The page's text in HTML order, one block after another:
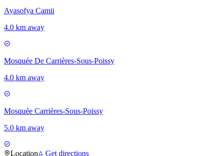
Ayasofya Camii
4.0 km away
Mosquée De Carrières-Sous-Poissy
4.0 km away
Mosquée Carrières-Sous-Poissy
5.0 km away
Location Get directions